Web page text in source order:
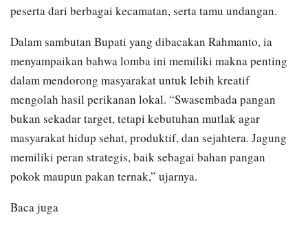
peserta dari berbagai kecamatan, serta tamu undangan.
Dalam sambutan Bupati yang dibacakan Rahmanto, ia
menyampaikan bahwa lomba ini memiliki makna penting
dalam mendorong masyarakat untuk lebih kreatif
mengolah hasil perikanan lokal. “Swasembada pangan
bukan sekadar target, tetapi kebutuhan mutlak agar
masyarakat hidup sehat, produktif, dan sejahtera. Jagung
memiliki peran strategis, baik sebagai bahan pangan
pokok maupun pakan ternak,” ujarnya.
Baca juga